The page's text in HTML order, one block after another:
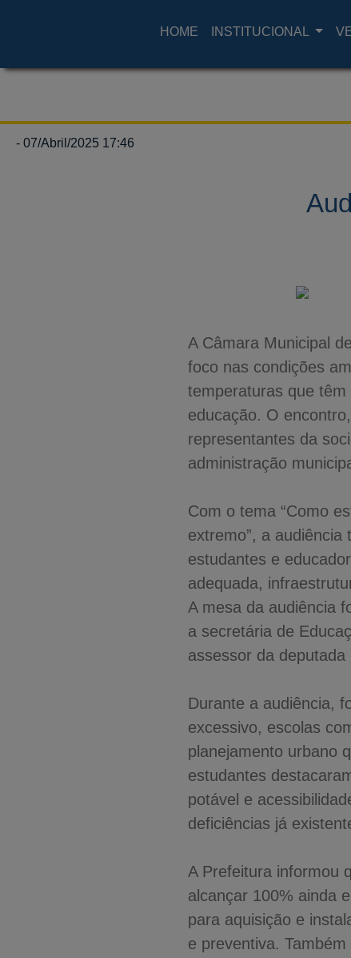
HOME INSTITUCIONAL
- 07/Abril/2025 17:46
A Câmara Municipal
foco nas condições
temperaturas que
educação. O
representantes da
administração
Com o tema “Como
extremo”, a
estudantes e
adequada,
A mesa da audiência
a secretária de
assessor da
Durante a audiência,
excessivo, escolas
planejamento urbano
estudantes
potável e
deficiências já
A Prefeitura informou
alcançar 100% ainda
para aquisição e
e preventiva.